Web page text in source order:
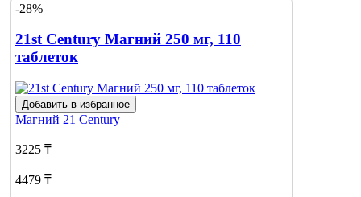
-28%
21st Century Магний 250 мг, 110
таблеток
Добавить в избранное
Магний 21 Century
3225 ₸
4479 ₸